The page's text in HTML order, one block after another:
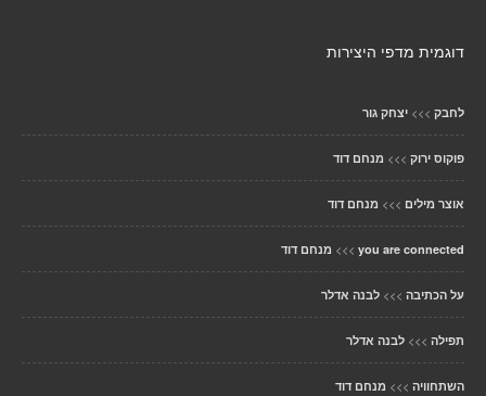
דוגמית מדפי היצירות
לחבק >>> יצחק גור
פוקוס ירוק >>> מנחם דוד
אוצר מילים >>> מנחם דוד
you are connected
>>> מנחם דוד
על הכתיבה >>> לבנה אדלר
תפילה >>> לבנה אדלר
השתחוויה >>> מנחם דוד